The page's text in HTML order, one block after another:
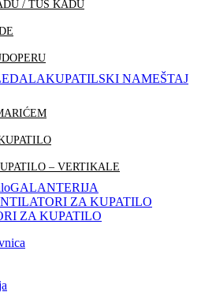
/ TUŠ KADU
KUPATILSKI NAMEŠTAJ
– VERTIKALE
GALANTERIJA
ZA KUPATILO
ZA KUPATILO